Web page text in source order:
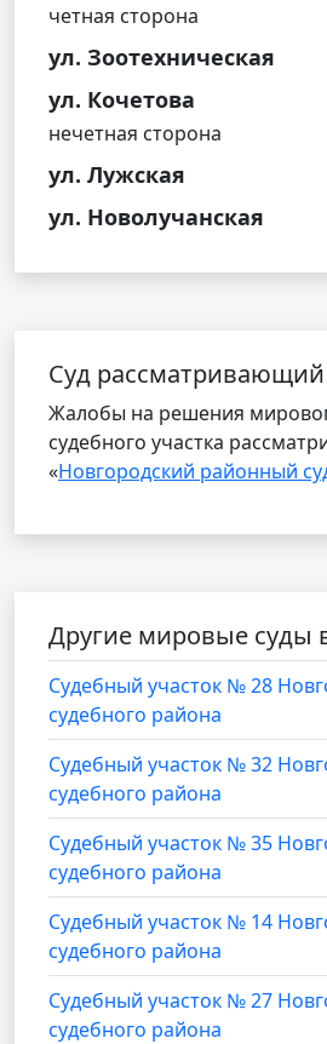
четная сторона
ул. Зоотехническая
ул. Кочетова
нечетная сторона
ул. Лужская
ул. Новолучанская
Cуд
Жалобы на решения
судебного участка
«Новгородский районный
Другие мировые суды
Судебный участок № 28
судебного района
Судебный участок № 32
судебного района
Судебный участок № 35
судебного района
Судебный участок № 14
судебного района
Судебный участок № 27
судебного района